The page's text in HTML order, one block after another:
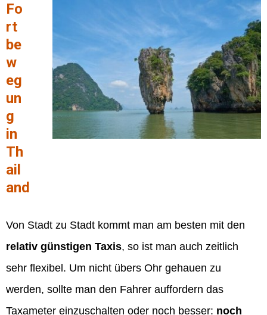
Fo
rt
be
w
eg
un
g
in
Th
ail
and
Von Stadt zu Stadt kommt man am besten mit den
relativ günstigen Taxis, so ist man auch zeitlich
sehr flexibel. Um nicht übers Ohr gehauen zu
werden, sollte man den Fahrer auffordern das
Taxameter einzuschalten oder noch besser: noch